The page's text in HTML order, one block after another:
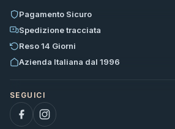
Pagamento Sicuro
Spedizione tracciata
Reso 14 Giorni
Azienda Italiana dal 1996